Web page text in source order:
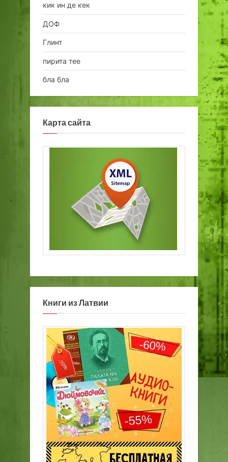
кик ин де кек
ДОФ
Глинт
пирита тее
бла бла
Карта сайта
Книги из Латвии